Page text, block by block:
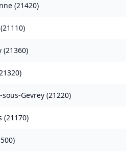
(21420)
(21110)
(21360)
)
sous-Gevrey (21220)
(21170)
)